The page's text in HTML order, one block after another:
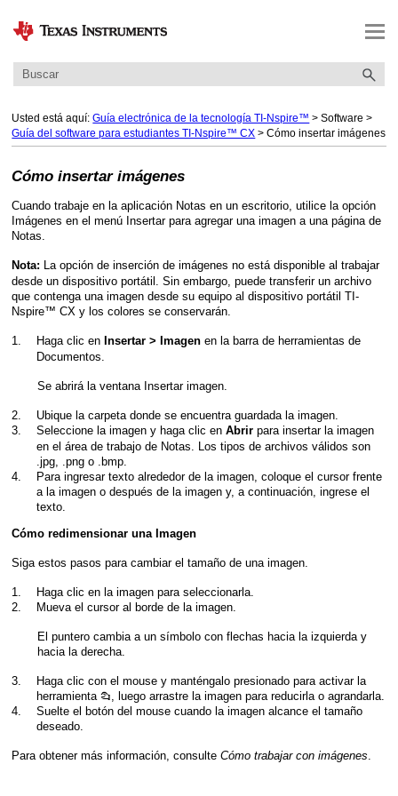
Saltar a contenido principal
Usted está aquí: Guía electrónica de la tecnología TI-Nspire™ >Software >
Guía del software para estudiantes TI-Nspire™ CX >Cómo insertar imágenes
Cómo insertar imágenes
Cuando trabaje en la aplicación Notas en un escritorio, utilice la opción
Imágenes en el menú Insertar para agregar una imagen a una página de
Notas.
Nota: La opción de inserción de imágenes no está disponible al trabajar
desde un dispositivo portátil. Sin embargo, puede transferir un archivo
que contenga una imagen desde su equipo al dispositivo portátil TI-
Nspire™ CX y los colores se conservarán.
1. Haga clic en Insertar > Imagen en la barra de herramientas de
Documentos.
Se abrirá la ventana Insertar imagen.
2.
Ubique la carpeta donde se encuentra guardada la imagen.
3.
Seleccione la imagen y haga clic enAbrir para insertar la imagen
en el área de trabajo de Notas. Los tipos de archivos válidos son
.jpg, .png o .bmp.
4.
Para ingresar texto alrededor de la imagen, coloque el cursor frente
a la imagen o después de la imagen y, a continuación, ingrese el
texto.
Cómo redimensionar una Imagen
Siga estos pasos para cambiar el tamaño de una imagen.
1.
Haga clic en la imagen para seleccionarla.
2.
Mueva el cursor al borde de la imagen.
El puntero cambia a un símbolo con flechas hacia la izquierda y
hacia la derecha.
3.
Haga clic con el mouse y manténgalo presionado para activar la
herramienta{, luego arrastre la imagen para reducirla o agrandarla.
4.
Suelte el botón del mouse cuando la imagen alcance el tamaño
deseado.
Para obtener más información, consulteCómo trabajar con imágenes.